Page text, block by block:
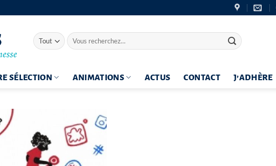
Recherche
pour :
SÉLECTION ANIMATIONS ACTUS CONTACT J’ADHÈRE